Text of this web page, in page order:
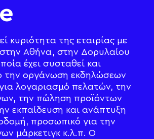
κυριότητα της εταιρίας με
στην Αθήνα, στην Δορυλαίου
έχει συσταθεί και
την οργάνωση εκδηλώσεων
λογαριασμό πελατών, την
την πώληση προϊόντων
εκπαίδευση και ανάπτυξη
προσωπικό για την
μάρκετιγκ κ.λ.π. Ο